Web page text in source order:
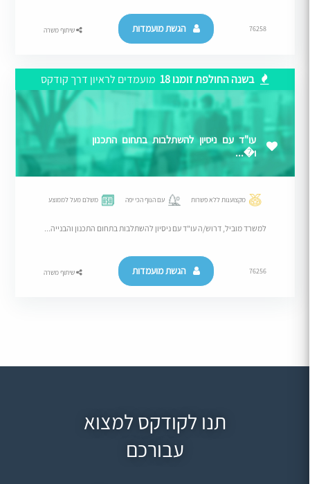
76258 הגשת מועמדות שיתוף משרה
בשנה החולפת זומנו 18 מועמדים לראיון דרך קודקס
עו"ד עם ניסיון להשתלבות בתחום התכנון
ו�...
מקצוענות ללא פשרות עם הנוף הכי יפה משלם מעל לממוצע
למשרד מוביל, דרוש/ה עו"ד עם ניסיון להשתלבות בתחום התכנון והבנייה...
76256 הגשת מועמדות שיתוף משרה
תנו לקודקס למצוא
עבורכם